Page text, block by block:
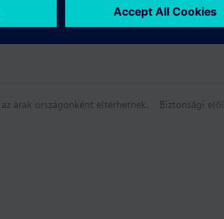
árak országonként eltérhetnek. Biztonsági